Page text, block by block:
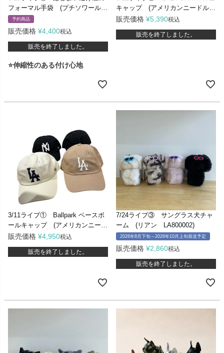
フォーマル手袋 (プチソワール
5549824)
予約商品
販売価格 ¥4,400税込
販売を終了しました。
⭐伸縮性のある付け心地
キャップ (アメリカンニードル
SMU697A-CA)
販売価格 ¥5,390税込
販売を終了しました。
3/11ライブ① Ballpark ベースボ
ールキャップ (アメリカンニード
ル SMU674)
販売価格 ¥4,950税込
販売を終了しました。
7/24ライブ③ サングラス犬チャ
ーム (リアン LA800002)
2026年8月下旬～2026年10月上旬発送予定
販売価格 ¥2,860税込
販売を終了しました。